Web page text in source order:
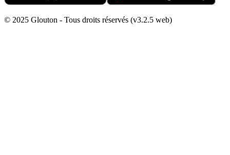
© 2025 Glouton - Tous droits réservés (v3.2.5 web)